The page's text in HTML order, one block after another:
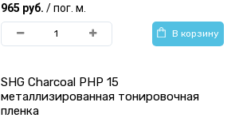
965 руб. / пог. м.
В корзину
SHG Charcoal PHP 15
металлизированная тонировочная
пленка